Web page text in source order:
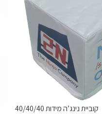
קוביית נינג’ה מידות 40/40/40